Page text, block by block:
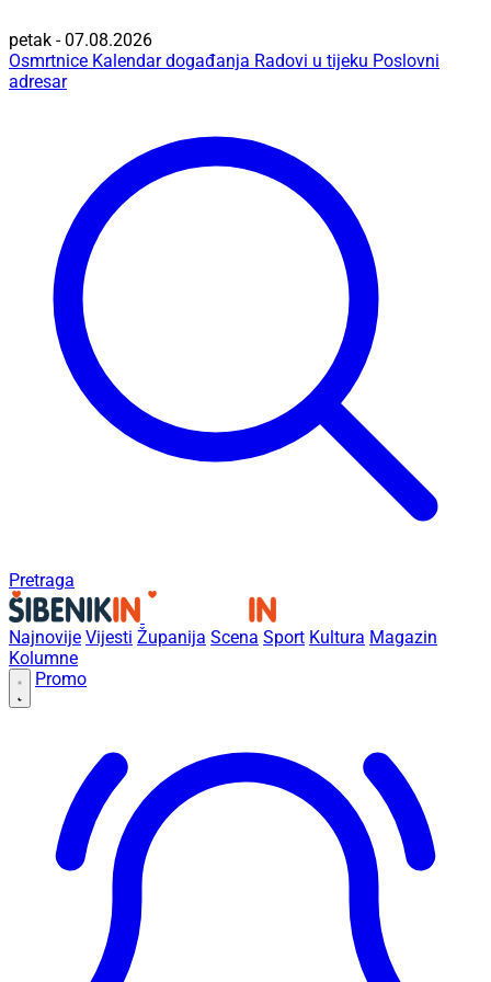
petak - 07.08.2026
Osmrtnice Kalendar događanja Radovi u tijeku Poslovni
adresar
Pretraga
Najnovije Vijesti Županija Scena Sport Kultura Magazin
Kolumne
Promo